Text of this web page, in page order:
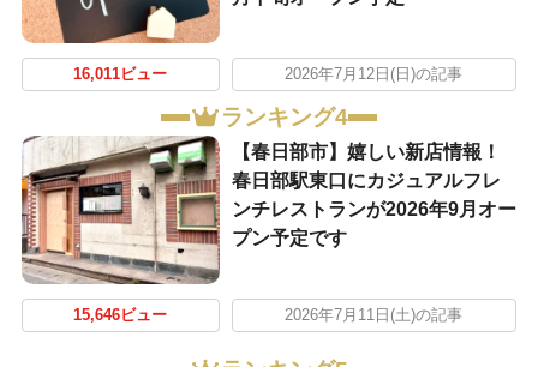
16,011ビュー 2026年7月12日(日)の記事
ランキング4
【春日部市】嬉しい新店情報！
春日部駅東口にカジュアルフレ
ンチレストランが2026年9月オー
プン予定です
15,646ビュー 2026年7月11日(土)の記事